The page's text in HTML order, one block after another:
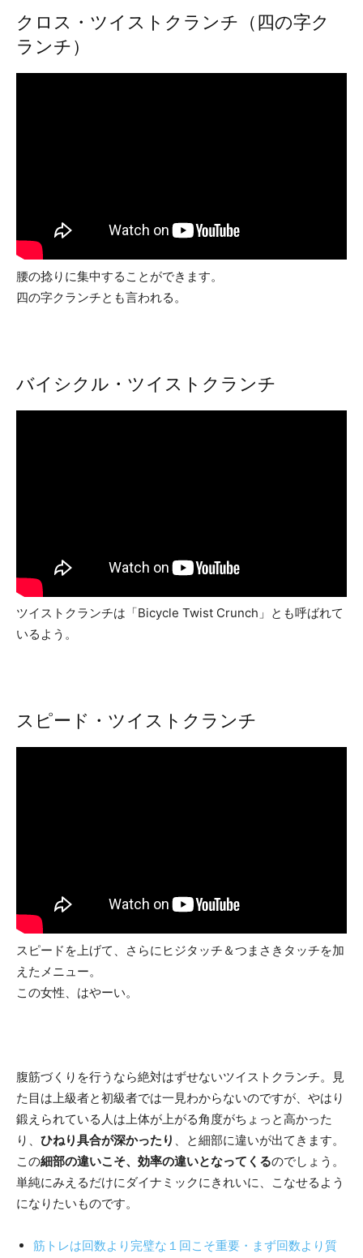
クロス・ツイストクランチ（四の字ク
ランチ）
腰の捻りに集中することができます。
四の字クランチとも言われる。
バイシクル・ツイストクランチ
ツイストクランチは「Bicycle Twist Crunch」とも呼ばれて
いるよう。
スピード・ツイストクランチ
スピードを上げて、さらにヒジタッチ＆つまさきタッチを加
えたメニュー。
この女性、はやーい。
腹筋づくりを行うなら絶対はずせないツイストクランチ。見
た目は上級者と初級者では一見わからないのですが、やはり
鍛えられている人は上体が上がる角度がちょっと高かった
り、 ひねり具合が深かったり
、と細部に違いが出てきます。
この細部の違いこそ、効率の違いとなってくるのでしょう。
単純にみえるだけにダイナミックにきれいに、こなせるよう
になりたいものです。
筋トレは回数より完璧な１回こそ重要・まず回数より質